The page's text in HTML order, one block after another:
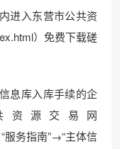
进入东营市公共资
）免费下载磋
息库入库手续的企
资源交易网
服务指南”→“主体信